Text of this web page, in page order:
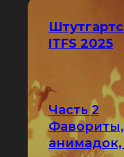
ITFS 2025
Часть 2
анимадок,